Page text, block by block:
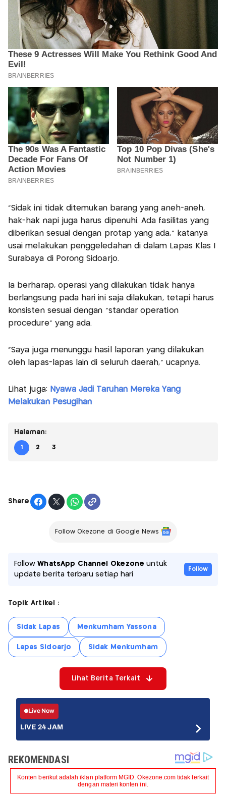
"Sidak ini tidak ditemukan barang yang aneh-aneh,
hak-hak napi juga harus dipenuhi. Ada fasilitas yang
diberikan sesuai dengan protap yang ada," katanya
usai melakukan penggeledahan di dalam Lapas Klas I
Surabaya di Porong Sidoarjo.
Ia berharap, operasi yang dilakukan tidak hanya
berlangsung pada hari ini saja dilakukan, tetapi harus
konsisten sesuai dengan "standar operation
procedure" yang ada.
"Saya juga menunggu hasil laporan yang dilakukan
oleh lapas-lapas lain di seluruh daerah," ucapnya.
Lihat juga: Nyawa Jadi Taruhan Mereka Yang
Melakukan Pesugihan
Halaman:
1 2 3
Share
Follow Okezone di Google News
FollowWhatsApp Channel Okezone untuk
update berita terbaru setiap hari
Follow
Topik Artikel :
Sidak Lapas Menkumham Yassona
Lapas Sidoarjo Sidak Menkumham
Lihat Berita Terkait
Live Now
LIVE 24 JAM